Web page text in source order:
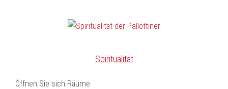
Spiritualität
Öffnen Sie sich Räume